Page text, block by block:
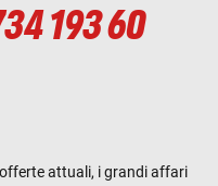
193 60
attuali, i grandi affari